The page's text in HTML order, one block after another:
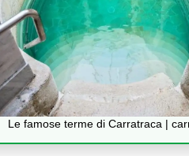
Le famose terme di Carratraca |